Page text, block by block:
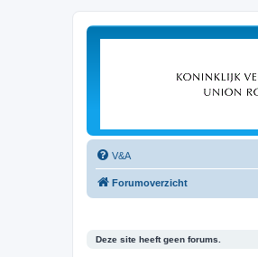
V&A
Forumoverzicht
Deze site heeft geen forums.